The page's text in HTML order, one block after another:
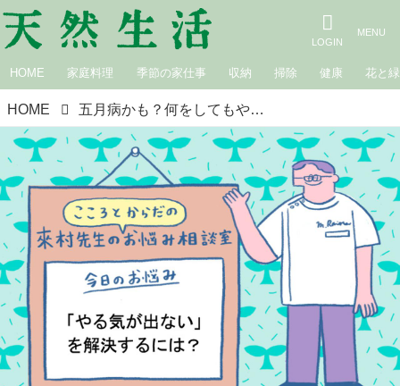
HOME 家庭料理 季節の家仕事 収納 掃除 健康 花と緑
HOME 五月病かも？何をしてもやる気が出ない「春の不調」の正体は？漢方専門医が教える“元気を取り戻す”3つの習慣｜こころとからだのお悩み相談室／らいむらクリニック・來村昌紀先生